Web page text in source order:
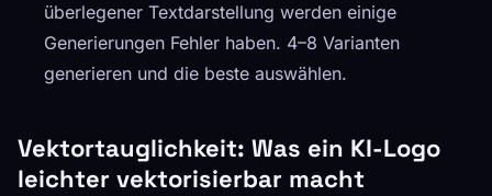
überlegener Textdarstellung werden einige
Generierungen Fehler haben. 4–8 Varianten
generieren und die beste auswählen.
Vektortauglichkeit: Was ein KI-Logo
leichter vektorisierbar macht